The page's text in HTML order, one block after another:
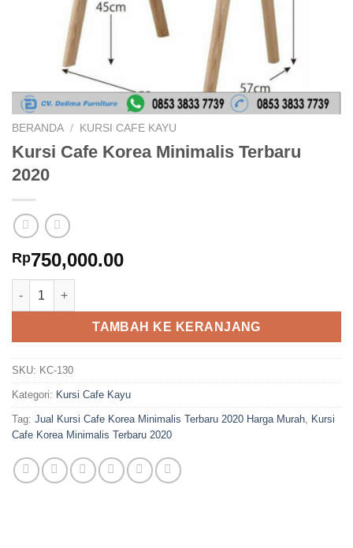
BERANDA / KURSI CAFE KAYU
Kursi Cafe Korea Minimalis Terbaru
2020
Rp750,000.00
Kuantitas Kursi Cafe Korea Minimalis Terbaru 2020
TAMBAH KE KERANJANG
SKU: KC-130
Kategori: Kursi Cafe Kayu
Tag: Jual Kursi Cafe Korea Minimalis Terbaru 2020 Harga Murah, Kursi
Cafe Korea Minimalis Terbaru 2020